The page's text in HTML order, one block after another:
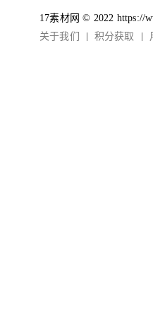
17素材网 © 2022 https://
关于我们
积分获取